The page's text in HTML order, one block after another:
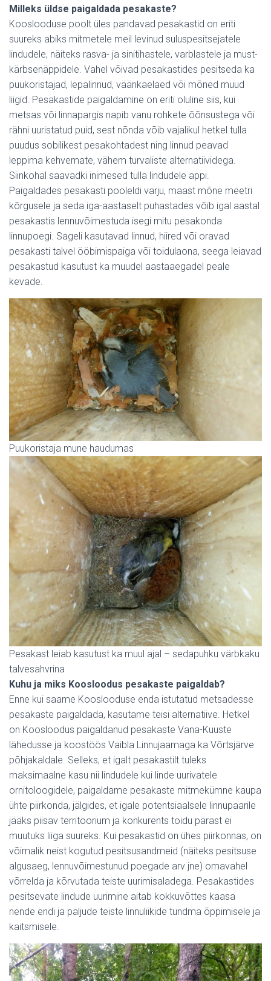
Milleks üldse paigaldada pesakaste?
Kooslooduse poolt üles pandavad pesakastid on eriti
suureks abiks mitmetele meil levinud suluspesitsejatele
lindudele, näiteks rasva- ja sinitihastele, varblastele ja must-
kärbsenäppidele. Vahel võivad pesakastides pesitseda ka
puukoristajad, lepalinnud, väänkaelaed või mõned muud
liigid. Pesakastide paigaldamine on eriti oluline siis, kui
metsas või linnapargis napib vanu rohkete õõnsustega või
rähni uuristatud puid, sest nõnda võib vajalikul hetkel tulla
puudus sobilikest pesakohtadest ning linnud peavad
leppima kehvemate, vähem turvaliste alternatiividega.
Siinkohal saavadki inimesed tulla lindudele appi.
Paigaldades pesakasti pooleldi varju, maast mõne meetri
kõrgusele ja seda iga-aastaselt puhastades võib igal aastal
pesakastis lennuvõimestuda isegi mitu pesakonda
linnupoegi. Sageli kasutavad linnud, hiired või oravad
pesakasti talvel ööbimispaiga või toidulaona, seega leiavad
pesakastud kasutust ka muudel aastaaegadel peale
kevade.
Puukoristaja mune haudumas
Pesakast leiab kasutust ka muul ajal – sedapuhku värbkaku
talvesahvrina
Kuhu ja miks Koosloodus pesakaste paigaldab?
Enne kui saame Kooslooduse enda istutatud metsadesse
pesakaste paigaldada, kasutame teisi alternatiive. Hetkel
on Koosloodus paigaldanud pesakaste Vana-Kuuste
lähedusse ja koostöös Vaibla Linnujaamaga ka Võrtsjärve
põhjakaldale. Selleks, et igalt pesakastilt tuleks
maksimaalne kasu nii lindudele kui linde uurivatele
ornitoloogidele, paigaldame pesakaste mitmekümne kaupa
ühte piirkonda, jälgides, et igale potentsiaalsele linnupaarile
jääks piisav territoorium ja konkurents toidu pärast ei
muutuks liiga suureks. Kui pesakastid on ühes piirkonnas, on
võimalik neist kogutud pesitsusandmeid (näiteks pesitsuse
algusaeg, lennuvõimestunud poegade arv jne) omavahel
võrrelda ja kõrvutada teiste uurimisaladega. Pesakastides
pesitsevate lindude uurimine aitab kokkuvõttes kaasa
nende endi ja paljude teiste linnuliikide tundma õppimisele ja
kaitsmisele.